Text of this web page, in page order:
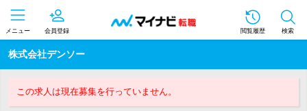
メニュー 会員登録 閲覧履歴 検索
株式会社デンソー
この求人は現在募集を行っていません。